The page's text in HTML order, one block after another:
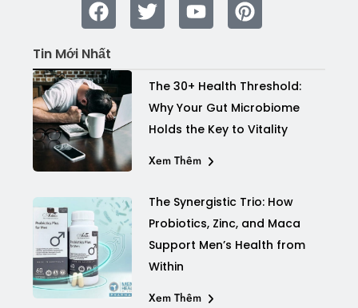
Tin Mới Nhất
The 30+ Health Threshold:
Why Your Gut Microbiome
Holds the Key to Vitality
Xem Thêm
The Synergistic Trio: How
Probiotics, Zinc, and Maca
Support Men’s Health from
Within
Xem Thêm